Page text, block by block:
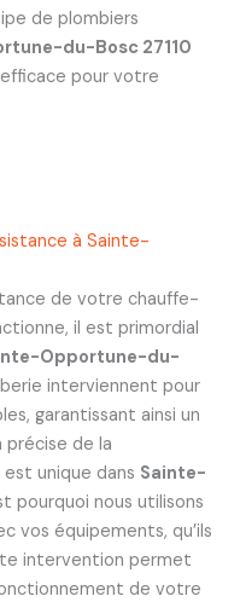
de plombiers
du-Bosc 27110
efficace pour votre
à Sainte-
de votre chauffe-
il est primordial
Opportune-du-
interviennent pour
garantissant ainsi un
précise de la
unique dans Sainte-
pourquoi nous utilisons
vos équipements, qu’ils
intervention permet
de votre